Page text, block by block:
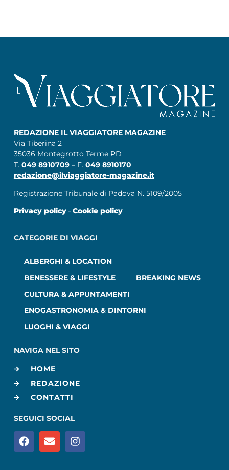
REDAZIONE IL VIAGGIATORE MAGAZINE
Via Tiberina 2
35036 Montegrotto Terme PD
T. 049 8910709 – F. 049 8910170
redazione@ilviaggiatore-magazine.it
Registrazione Tribunale di Padova N. 5109/2005
Privacy policy– Cookie policy
CATEGORIE DI VIAGGI
ALBERGHI & LOCATION
BENESSERE & LIFESTYLE
BREAKING NEWS
CULTURA & APPUNTAMENTI
ENOGASTRONOMIA & DINTORNI
LUOGHI & VIAGGI
NAVIGA NEL SITO
HOME
REDAZIONE
CONTATTI
SEGUICI SOCIAL